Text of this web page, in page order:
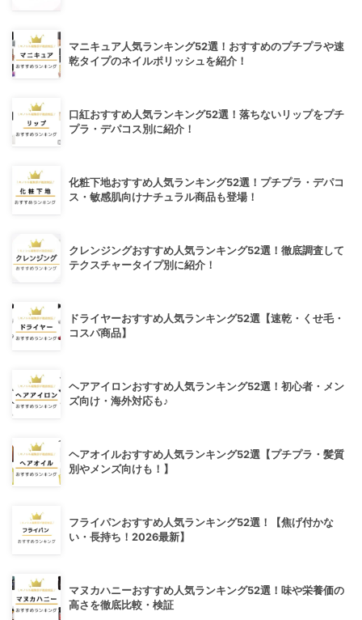
マニキュア人気ランキング52選！おすすめのプチプラや速
乾タイプのネイルポリッシュを紹介！
口紅おすすめ人気ランキング52選！落ちないリップをプチ
プラ・デパコス別に紹介！
化粧下地おすすめ人気ランキング52選！プチプラ・デパコ
ス・敏感肌向けナチュラル商品も登場！
クレンジングおすすめ人気ランキング52選！徹底調査して
テクスチャータイプ別に紹介！
ドライヤーおすすめ人気ランキング52選【速乾・くせ毛・
コスパ商品】
ヘアアイロンおすすめ人気ランキング52選！初心者・メン
ズ向け・海外対応も♪
ヘアオイルおすすめ人気ランキング52選【プチプラ・髪質
別やメンズ向けも！】
フライパンおすすめ人気ランキング52選！【焦げ付かな
い・長持ち！2026最新】
マヌカハニーおすすめ人気ランキング52選！味や栄養価の
高さを徹底比較・検証